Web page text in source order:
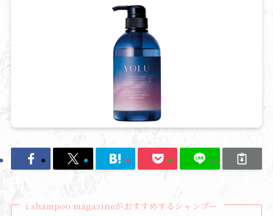
i.shampoo magazineがおすすめするシャンプー